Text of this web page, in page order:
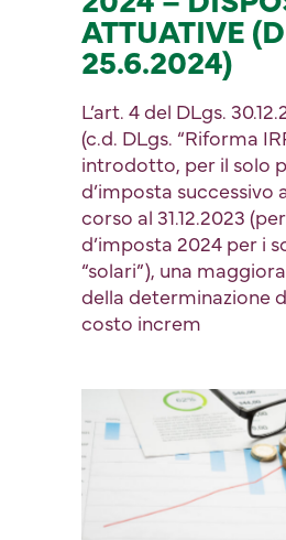
ATTUATIVE
25.6.2024)
L’art. 4 del DLgs.
(c.d. DLgs. “Riforma
introdotto, per il solo
d’imposta successivo
corso al 31.12.2023
d’imposta 2024 per i
“solari”), una
della determinazione
costo increm